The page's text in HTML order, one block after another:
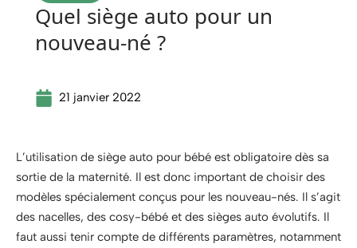
Quel siège auto pour un
nouveau-né ?
21 janvier 2022
L’utilisation de siège auto pour bébé est obligatoire dès sa
sortie de la maternité. Il est donc important de choisir des
modèles spécialement conçus pour les nouveau-nés. Il s’agit
des nacelles, des cosy-bébé et des sièges auto évolutifs. Il
faut aussi tenir compte de différents paramètres, notamment